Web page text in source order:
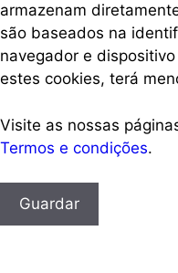
armazenam
são baseados na
navegador e
estes cookies, terá
Visite as nossas
Termos e condições.
Guardar